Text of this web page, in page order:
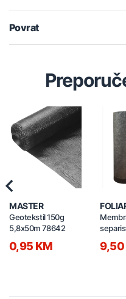
Povrat
MASTER
Geotekstil 150g
5,8x50m 78642
0,95 KM 9,50